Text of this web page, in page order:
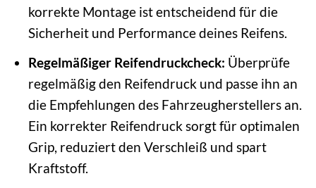
korrekte Montage ist entscheidend für die
Sicherheit und Performance deines Reifens.
Regelmäßiger Reifendruckcheck: Überprüfe
regelmäßig den Reifendruck und passe ihn an
die Empfehlungen des Fahrzeugherstellers an.
Ein korrekter Reifendruck sorgt für optimalen
Grip, reduziert den Verschleiß und spart
Kraftstoff.